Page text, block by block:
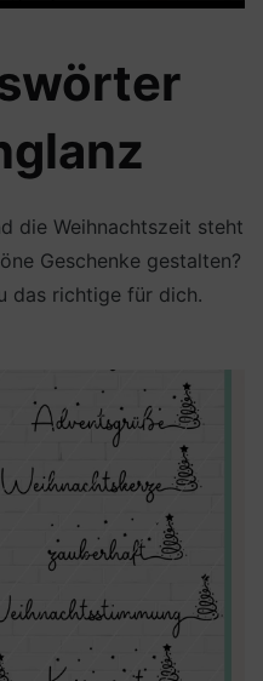
die Weihnachtszeit steht
Geschenke gestalten?
das richtige für dich.